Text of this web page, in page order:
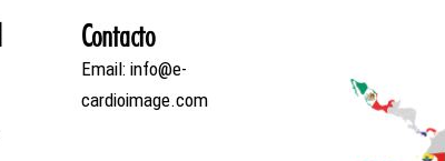
Contacto
Email: info@e-
cardioimage.com